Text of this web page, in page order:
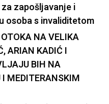
zapošljavanje i
osoba s invaliditetom
NA VELIKA
ARIAN KADIĆ I
BIH NA
MEDITERANSKIM